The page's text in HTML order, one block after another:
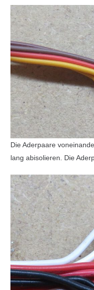
Die Aderpaare
lang abisolieren. Die